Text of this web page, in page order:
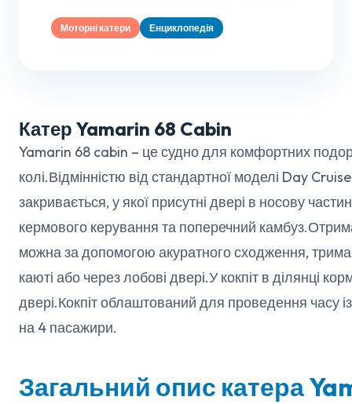
Моторні катери Енциклопедія
Катер Yamarin 68 Cabin
Yamarin 68 cabin – це судно для комфортних
колі.Відмінністю від стандартної моделі Day
закривається, у якої присутні двері в носову
кермового керування та поперечний
можна за допомогою акуратного сходження,
каюті або через лобові двері.У кокпіт в ділянці
двері.Кокпіт облаштований для проведення часу
на 4 пасажири.
Загальний опис катера